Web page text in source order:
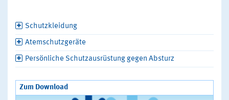
Schutzkleidung
Atemschutzgeräte
Persönliche Schutzausrüstung gegen Absturz
Zum Download